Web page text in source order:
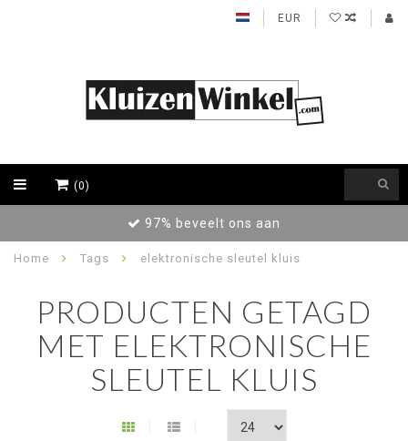
EUR
(0)
97% beveelt ons aan
Home Tags elektronische sleutel kluis
PRODUCTEN GETAGD
MET ELEKTRONISCHE
SLEUTEL KLUIS